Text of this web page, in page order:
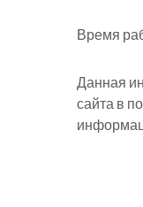
Время
Данная
сайта в